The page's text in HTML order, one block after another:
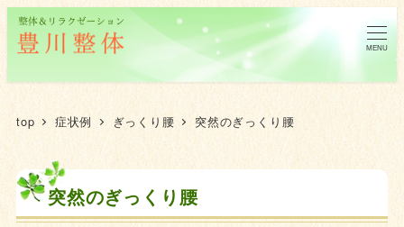
MENU
top 症状例 ぎっくり腰 突然のぎっくり腰
突然のぎっくり腰